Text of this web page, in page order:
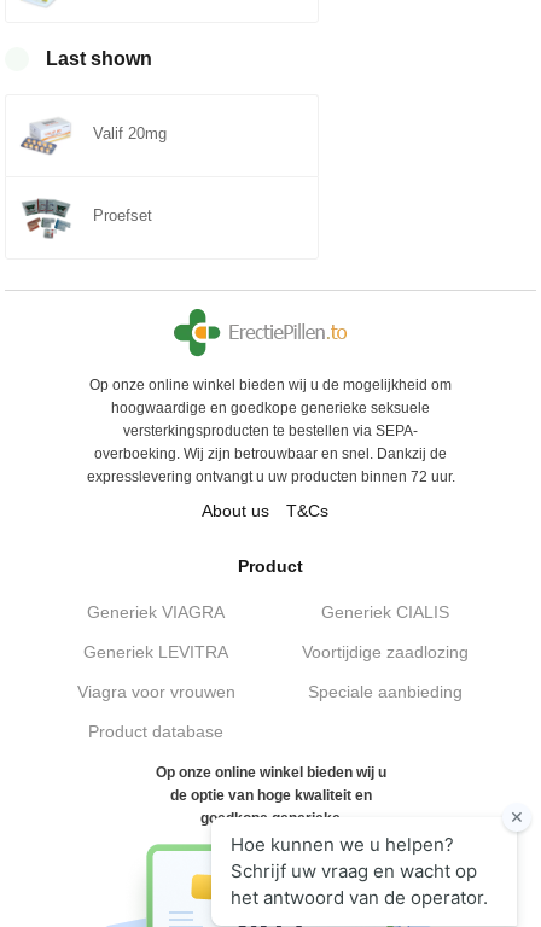
Last shown
Valif 20mg
Proefset
Op onze online winkel bieden wij u de mogelijkheid om
hoogwaardige en goedkope generieke seksuele
versterkingsproducten te bestellen via SEPA-
overboeking. Wij zijn betrouwbaar en snel. Dankzij de
expresslevering ontvangt u uw producten binnen 72 uur.
About us T&Cs
Product
Generiek VIAGRA Generiek CIALIS
Generiek LEVITRA Voortijdige zaadlozing
Viagra voor vrouwen Speciale aanbieding
Product database
Op onze online winkel bieden wij u
de optie van hoge kwaliteit en
goedkope generieke